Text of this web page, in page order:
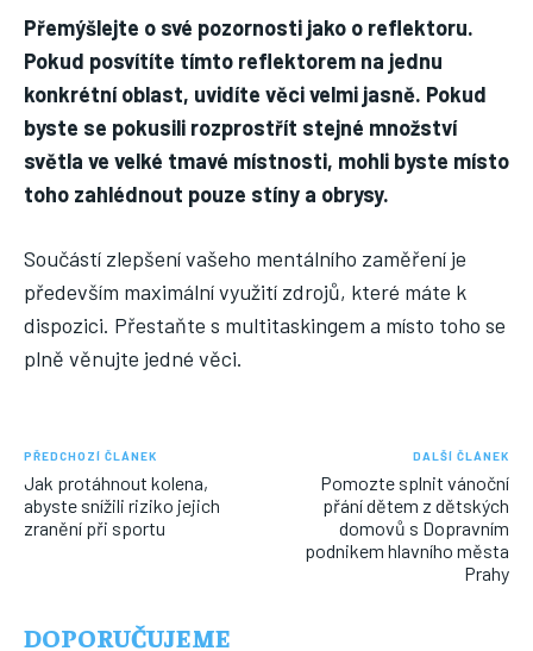
Přemýšlejte o své pozornosti jako o reflektoru.
Pokud posvítíte tímto reflektorem na jednu
konkrétní oblast, uvidíte věci velmi jasně. Pokud
byste se pokusili rozprostřít stejné množství
světla ve velké tmavé místnosti, mohli byste místo
toho zahlédnout pouze stíny a obrysy.
Součástí zlepšení vašeho mentálního zaměření je
především maximální využití zdrojů, které máte k
dispozici. Přestaňte s multitaskingem a místo toho se
plně věnujte jedné věci.
PŘEDCHOZÍ ČLÁNEK
Jak protáhnout kolena,
abyste snížili riziko jejich
zranění při sportu
DALŠÍ ČLÁNEK
Pomozte splnit vánoční
přání dětem z dětských
domovů s Dopravním
podnikem hlavního města
Prahy
DOPORUČUJEME